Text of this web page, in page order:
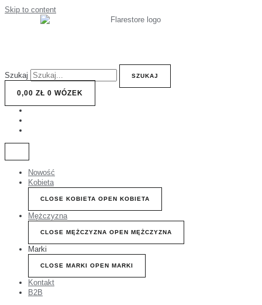
Skip to content
Szukaj SZUKAJ
0,00 ZŁ 0 WÓZEK
Nowość
Kobieta
CLOSE KOBIETA OPEN KOBIETA
Mężczyzna
CLOSE MĘŻCZYZNA OPEN MĘŻCZYZNA
Marki
CLOSE MARKI OPEN MARKI
Kontakt
B2B